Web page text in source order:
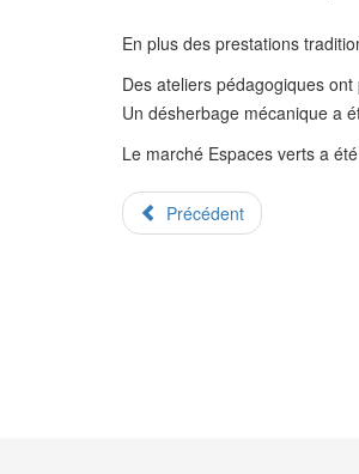
En plus des prestations
Des ateliers pédagogiques
Un désherbage mécanique a
Le marché Espaces verts a
Précédent